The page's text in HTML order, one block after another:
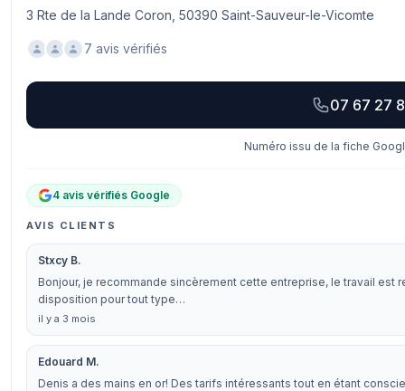
3 Rte de la Lande Coron, 50390 Saint-Sauveur-le-Vicomte
7 avis vérifiés
07 67 27
Numéro issu de la fiche
4 avis vérifiés Google
AVIS CLIENTS
Stxcy B.
Bonjour, je recommande sincèrement cette entreprise, le travail est
disposition pour tout type…
il y a 3 mois
Edouard M.
Denis a des mains en or! Des tarifs intéressants tout en étant